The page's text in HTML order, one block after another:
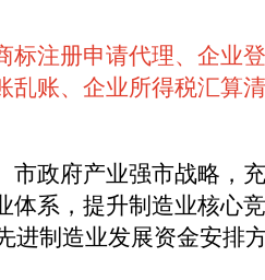
标注册申请代理、企
乱账、企业所得税汇算
市政府产业强市战略，
体系，提升制造业核心
进制造业发展资金安排